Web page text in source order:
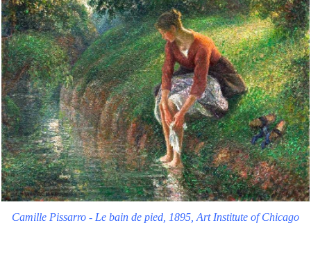
Camille Pissarro - Le bain de pied, 1895, Art Institute of Chicago